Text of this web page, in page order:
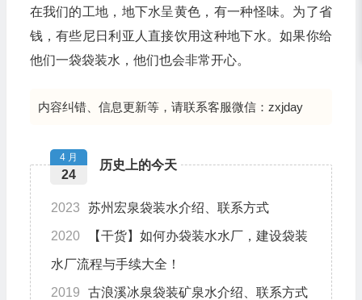
在我们的工地，地下水呈黄色，有一种怪味。为了省
钱，有些尼日利亚人直接饮用这种地下水。如果你给
他们一袋袋装水，他们也会非常开心。
内容纠错、信息更新等，请联系客服微信：zxjday
历史上的今天
4 月
24
2023 苏州宏泉袋装水介绍、联系方式
2020 【干货】如何办袋装水水厂，建设袋装
水厂流程与手续大全！
2019 古浪溪冰泉袋装矿泉水介绍、联系方式